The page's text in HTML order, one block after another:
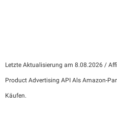
Letzte Aktualisierung am 8.08.2026 /
Product Advertising API Als Amazon-
Käufen.